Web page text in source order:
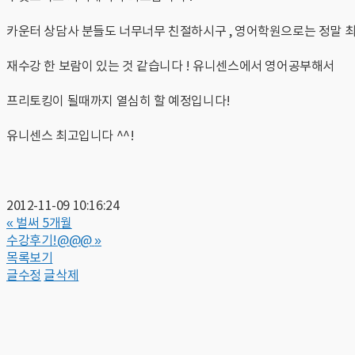
카운터 상담사 분들도 너무너무 친절하시구 , 영어학원으로는 정말
재수강 한 보람이 있는 것 같습니다 ! 유니센스에서 영어공부해서
프리토킹이 될때까지 열심히 할 예정입니다!
유니센스 최고입니다 ^^!
2012-11-09 10:16:24
« 벌써 5개월
수강후기!@@@ »
목록보기
글수정 글삭제